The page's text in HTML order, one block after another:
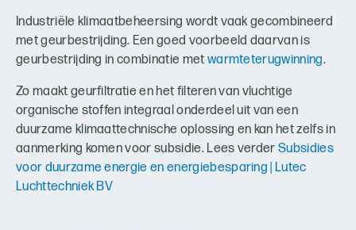
Industriële klimaatbeheersing wordt vaak gecombineerd
met geurbestrijding. Een goed voorbeeld daarvan is
geurbestrijding in combinatie met warmteterugwinning.
Zo maakt geurfiltratie en het filteren van vluchtige
organische stoffen integraal onderdeel uit van een
duurzame klimaattechnische oplossing en kan het zelfs in
aanmerking komen voor subsidie. Lees verderSubsidies
voor duurzame energie en energiebesparing | Lutec
Luchttechniek BV